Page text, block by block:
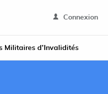
Connexion
Militaires d’Invalidités